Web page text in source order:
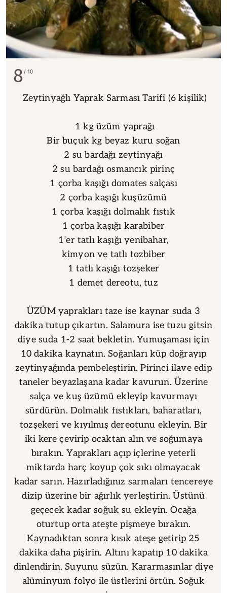
8 10
Zeytinyağlı Yaprak Sarması Tarifi (6 kişilik)
1 kg üzüm yaprağı
Bir buçuk kg beyaz kuru soğan
2 su bardağı zeytinyağı
2 su bardağı osmancık pirinç
1 çorba kaşığı domates salçası
2 çorba kaşığı kuşüzümü
1 çorba kaşığı dolmalık fıstık
1 çorba kaşığı karabiber
1’er tatlı kaşığı yenibahar,
kimyon ve tatlı tozbiber
1 tatlı kaşığı tozşeker
1 demet dereotu, tuz
ÜZÜM yaprakları taze ise kaynar suda 3
dakika tutup çıkartın. Salamura ise tuzu gitsin
diye suda 1-2 saat bekletin. Yumuşaması için
10 dakika kaynatın. Soğanları küp doğrayıp
zeytinyağında pembeleştirin. Pirinci ilave edip
taneler beyazlaşana kadar kavurun. Üzerine
salça ve kuş üzümü ekleyip kavurmayı
sürdürün. Dolmalık fıstıkları, baharatları,
tozşekeri ve kıyılmış dereotunu ekleyin. Bir
iki kere çevirip ocaktan alın ve soğumaya
bırakın. Yaprakları açıp içlerine yeterli
miktarda harç koyup çok sıkı olmayacak
kadar sarın. Hazırladığınız sarmaları tencereye
dizip üzerine bir ağırlık yerleştirin. Üstünü
geçecek kadar soğuk su ekleyin. Ocağa
oturtup orta ateşte pişmeye bırakın.
Kaynadıktan sonra kısık ateşe getirip 25
dakika daha pişirin. Altını kapatıp 10 dakika
dinlendirin. Suyunu süzün. Kararmasınlar diye
alüminyum folyo ile üstlerini örtün. Soğuk